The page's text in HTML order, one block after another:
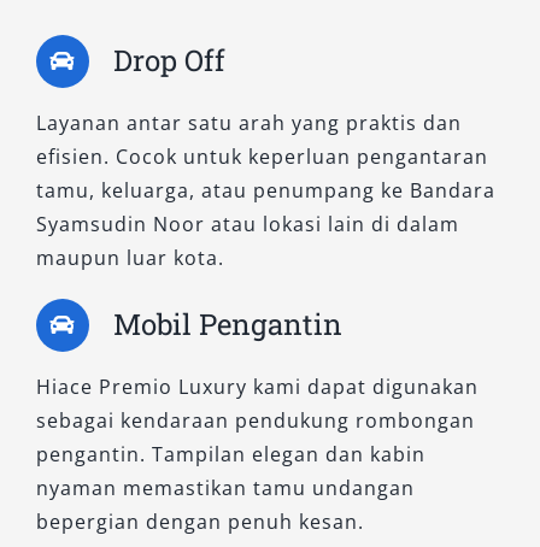
kehormatan, pertemuan bisnis, ataupun city
tour eksklusif. Layanan sewa Hiace Premio
Luxury Banjarmasin memberikan citra
profesional sekaligus menghadirkan kesan
elegan bagi pengguna jasa Anda. Kami
merekomendasikan tipe ini bagi klien yang
mengutamakan privasi dan kemewahan selama
3. Hiace Commuter
Hiace Commuter adalah tipe standar yang
sangat fungsional dan efisien untuk berbagai
kebutuhan perjalanan massal. Dikenal luas
sebagai mobil travel andalan, tipe ini memiliki
Drop Off
Layanan antar satu arah yang praktis dan
efisien. Cocok untuk keperluan pengantaran
tamu, keluarga, atau penumpang ke Bandara
Syamsudin Noor atau lokasi lain di dalam
maupun luar kota.
Mobil Pengantin
Hiace Premio Luxury kami dapat digunakan
sebagai kendaraan pendukung rombongan
pengantin. Tampilan elegan dan kabin
nyaman memastikan tamu undangan
bepergian dengan penuh kesan.